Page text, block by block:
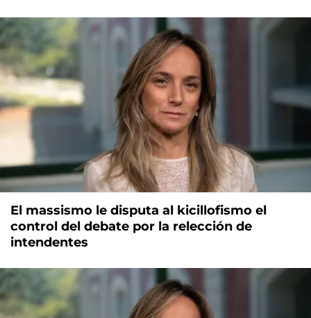
El massismo le disputa al kicillofismo el
control del debate por la relección de
intendentes